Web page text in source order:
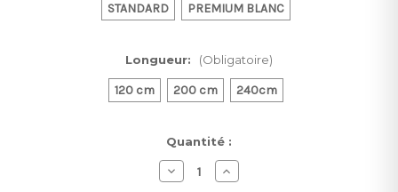
STANDARD PREMIUM BLANC
Longueur: (Obligatoire)
120 cm 200 cm 240cm
Quantité :
Diminuer
la
Augmenter
la